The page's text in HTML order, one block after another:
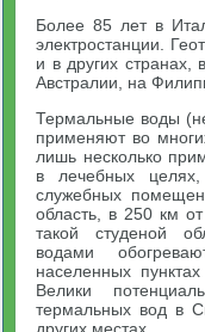
Более 85 лет в
электростанции.
и в других странах,
Австралии, на
Термальные воды
применяют во
лишь несколько
в лечебных
служебных
область, в 250 км
такой студеной
водами
населенных
Велики
термальных вод в